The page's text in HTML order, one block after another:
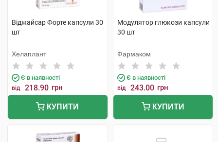
Віджайсар Форте капсули 30
шт
Хелаплант
Є в наявності
від 218.90 грн
КУПИТИ
Модулятор глюкози капсули
30 шт
Фармаком
Є в наявності
від 243.00 грн
КУПИТИ